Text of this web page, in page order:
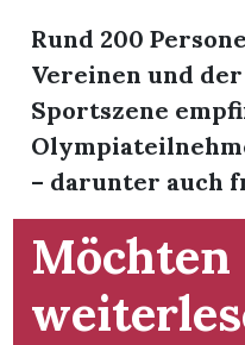
Rund 200
Vereinen und
Sportszene
– darunter auch
Möchten